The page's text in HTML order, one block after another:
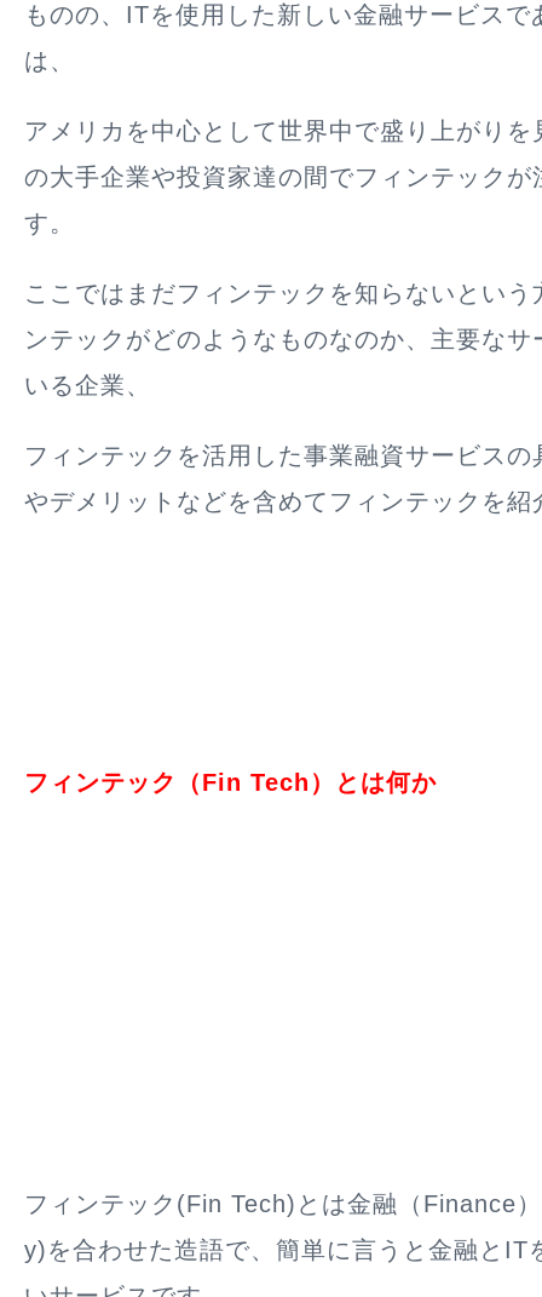
ものの、ITを使用した新しい金融サービスで
は、
アメリカを中心として世界中で盛り上がり
の大手企業や投資家達の間でフィンテックが
す。
ここではまだフィンテックを知らないとい
ンテックがどのようなものなのか、主要な
いる企業、
フィンテックを活用した事業融資サービス
やデメリットなどを含めてフィンテックを紹
フィンテック（Fin Tech）とは何か
フィンテック(Fin Tech)とは金融（Finance
y)を合わせた造語で、簡単に言うと金融とIT